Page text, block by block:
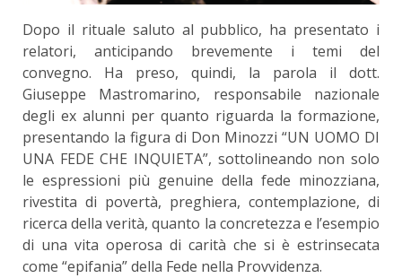
Dopo il rituale saluto al pubblico, ha presentato i
relatori, anticipando brevemente i temi del
convegno. Ha preso, quindi, la parola il dott.
Giuseppe Mastromarino, responsabile nazionale
degli ex alunni per quanto riguarda la formazione,
presentando la figura di Don Minozzi “UN UOMO DI
UNA FEDE CHE INQUIETA”, sottolineando non solo
le espressioni più genuine della fede minozziana,
rivestita di povertà, preghiera, contemplazione, di
ricerca della verità, quanto la concretezza e l’esempio
di una vita operosa di carità che si è estrinsecata
come “epifania” della Fede nella Provvidenza.